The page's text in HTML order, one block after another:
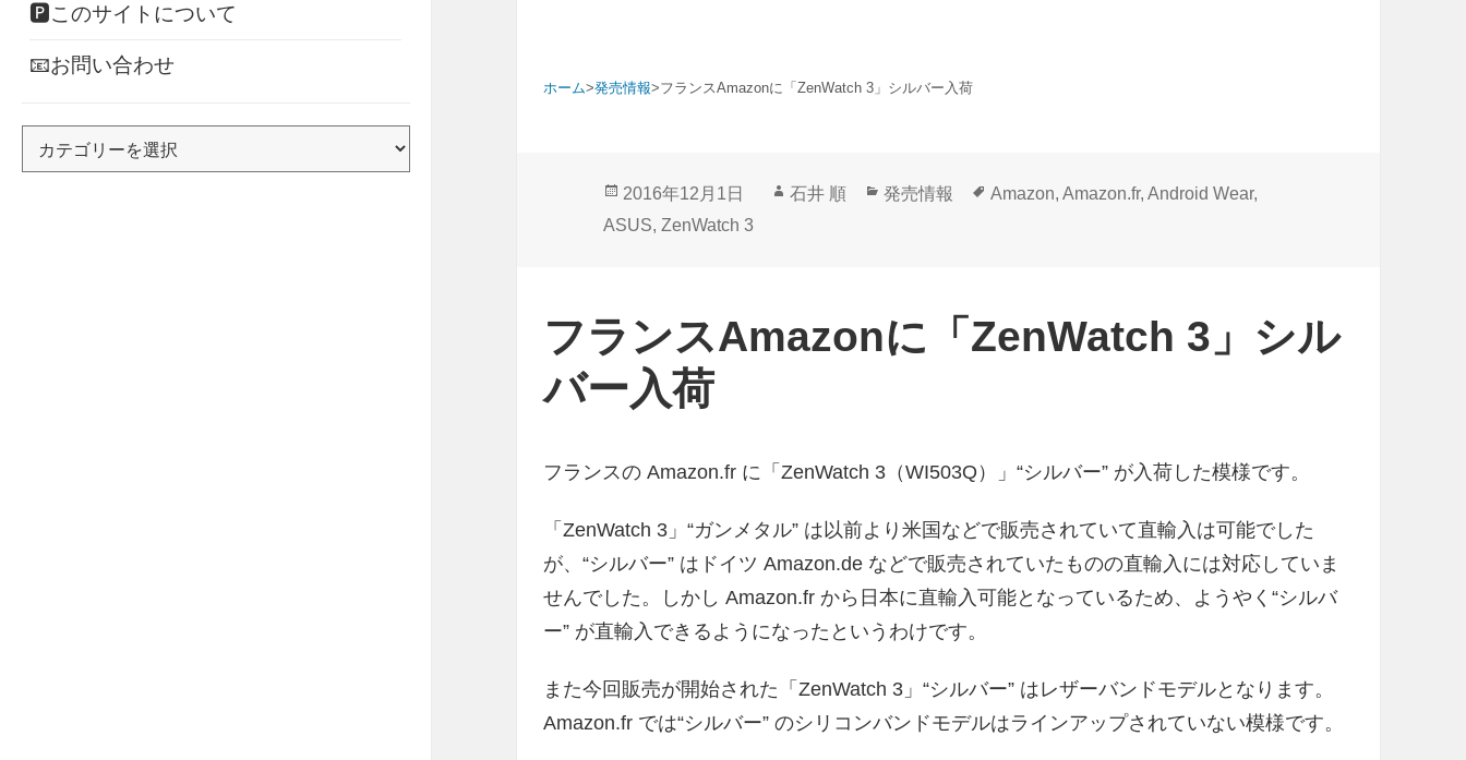
🅿このサイトについて
📧お問い合わせ
ホーム>発売情報>フランスAmazonに「ZenWatch 3」シルバー入荷
投
稿
2016年12月1日
作
石井 順
カ
発売情報
タ
Amazon,Amazon.fr,Android Wear,
ASUS,ZenWatch 3
フランスAmazonに「ZenWatch 3」シル
バー入荷
フランスの Amazon.fr に「ZenWatch 3（WI503Q）」“シルバー” が入荷した模様です。
「ZenWatch 3」“ガンメタル” は以前より米国などで販売されていて直輸入は可能でした
が、“シルバー” はドイツ Amazon.de などで販売されていたものの直輸入には対応していま
せんでした。しかし Amazon.fr から日本に直輸入可能となっているため、ようやく“シルバ
ー” が直輸入できるようになったというわけです。
また今回販売が開始された「ZenWatch 3」“シルバー” はレザーバンドモデルとなります。
Amazon.fr では“シルバー” のシリコンバンドモデルはラインアップされていない模様です。